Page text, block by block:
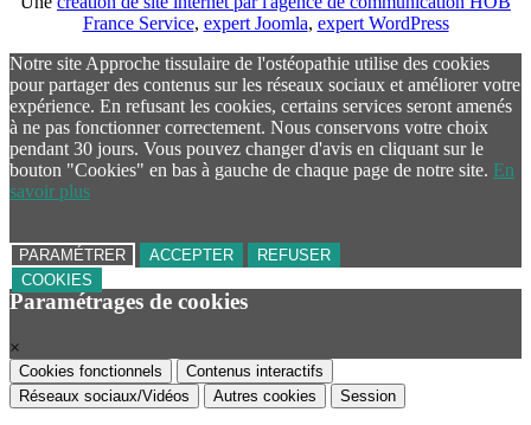
France Service, expert Joomla, expert WordPress
Notre site Approche tissulaire de l'ostéopathie utilise des cookies
pour partager des contenus sur les réseaux sociaux et améliorer votre
expérience. En refusant les cookies, certains services seront amenés
à ne pas fonctionner correctement. Nous conservons votre choix
pendant 30 jours. Vous pouvez changer d'avis en cliquant sur le
bouton "Cookies" en bas à gauche de chaque page de notre site. En
savoir plus
PARAMÉTRER ACCEPTER
REFUSER
COOKIES
Paramétrages de cookies
×
Cookies fonctionnels
Contenus interactifs
Réseaux sociaux/Vidéos
Autres cookies Session